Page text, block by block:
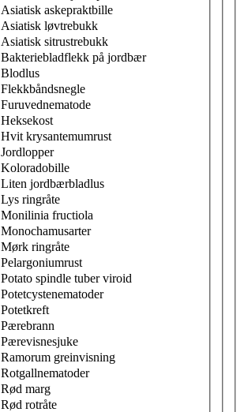
Asiatisk askepraktbille
Asiatisk løvtrebukk
Asiatisk sitrustrebukk
Bakteriebladflekk på jordbær
Blodlus
Flekkbåndsnegle
Furuvednematode
Heksekost
Hvit krysantemumrust
Jordlopper
Koloradobille
Liten jordbærbladlus
Lys ringråte
Monilinia fructiola
Monochamusarter
Mørk ringråte
Pelargoniumrust
Potato spindle tuber viroid
Potetcystenematoder
Potetkreft
Pærebrann
Pærevisnesjuke
Ramorum greinvisning
Rotgallnematoder
Rød marg
Rød rotråte